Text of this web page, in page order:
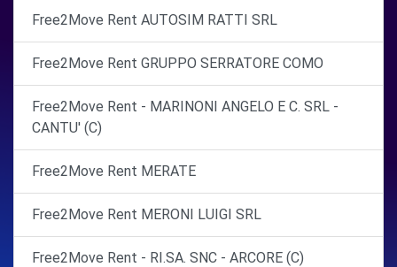
Free2Move Rent AUTOSIM RATTI SRL
Free2Move Rent GRUPPO SERRATORE COMO
Free2Move Rent - MARINONI ANGELO E C. SRL -
CANTU' (C)
Free2Move Rent MERATE
Free2Move Rent MERONI LUIGI SRL
Free2Move Rent - RI.SA. SNC - ARCORE (C)